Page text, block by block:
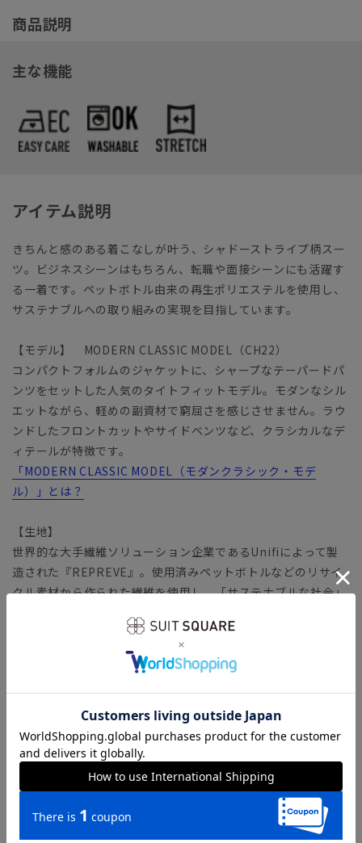
商品説明
主な機能
アイテム説明
きちんと感のある着こなしが叶う、シャドーストライプ柄スー
ツ。ビジネスシーンはもちろん、転職や面接シーンにも活躍す
る一着です。ペットボトル由来の再生ポリエステルを使用し、
サステナブルへの取り組みの実現を目指しています。
【モデル】 MODERN CLASSIC MODEL（CH22）
コンパクトフォルムのジャケットに、シャープなテーパードパ
ンツをセットした人気のタイトフィットモデル。モダンなシル
エットながら、軽めの副資材で窮屈さを感じさせません。ラウ
ンドしたフロントカットやサイドベンツなど、クラシカルなデ
ィテールが特徴です。
「MODERN CLASSIC MODEL（モダンクラシック・モデ
ル）」とは？
【生地】
世界的な大手繊維ソリューション企業であるUnifiによって製
造された『REPREVE』。使用済みペットボトルなどのリサイ
クル素材から作られた繊維を使用し、「サステナブルな社会」
バネのようならせん状の分子構造を有する繊維
「SOLOTEX（ソロテックス）」生地。心地よいストレッチ性
がありながら、形態安定性にも優れています。適度な厚みとハ
リが嬉しい、安心感のあるファブリックです。
【機能】
ウォッシャブル／汚れてもご家庭で簡単にお洗濯が可能です。
【ショップインブランド】 COMMUTECH（コミューテッ
ク）
多様性や利便性（機能・ファッション性）、テレワークなど